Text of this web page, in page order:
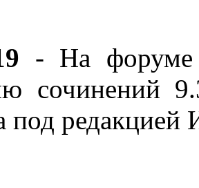
- На форуме
сочинений
под